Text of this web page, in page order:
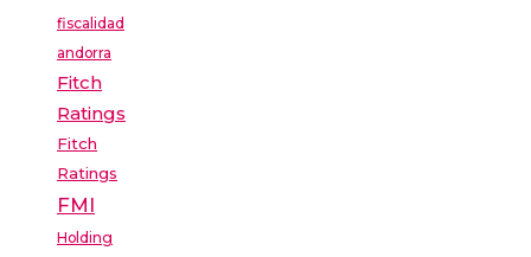
fiscalidad
andorra
Fitch
Ratings
Fitch
Ratings
FMI
Holding